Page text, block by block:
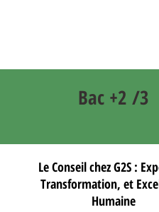
Bac +2 /3
Le Conseil chez G2S :
Transformation, et
Humaine